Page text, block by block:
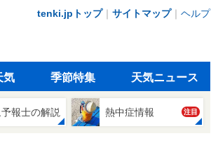
tenki.jpトップ｜ サイトマップ｜ ヘルプ
気 季節特集 天気ニュース
報士の解説 熱中症情報 注目